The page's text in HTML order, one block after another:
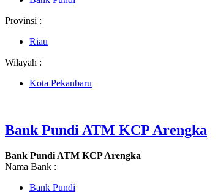
Provinsi :
Riau
Wilayah :
Kota Pekanbaru
Bank Pundi ATM KCP Arengka
Bank Pundi ATM KCP Arengka
Nama Bank :
Bank Pundi